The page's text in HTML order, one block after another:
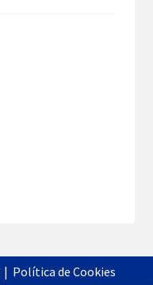
| Política de Cookies